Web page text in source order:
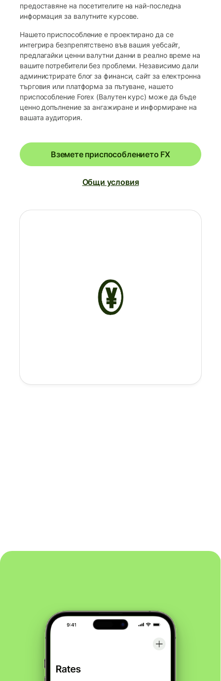
предоставяне на посетителите на най-последна
информация за валутните курсове.
Нашето приспособление е проектирано да се
интегрира безпрепятствено във вашия уебсайт,
предлагайки ценни валутни данни в реално време на
вашите потребители без проблеми. Независимо дали
администрирате блог за финанси, сайт за електронна
търговия или платформа за пътуване, нашето
приспособление Forex (Валутен курс) може да бъде
ценно допълнение за ангажиране и информиране на
вашата аудитория.
Вземете приспособлението FX
Общи условия